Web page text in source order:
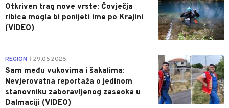
Otkriven trag nove vrste: Čovječja
ribica mogla bi ponijeti ime po Krajini
(VIDEO)
0
REGION 29.05.2026.
Sam među vukovima i šakalima:
Nevjerovatna reportaža o jedinom
stanovniku zaboravljenog zaseoka u
Dalmaciji (VIDEO)